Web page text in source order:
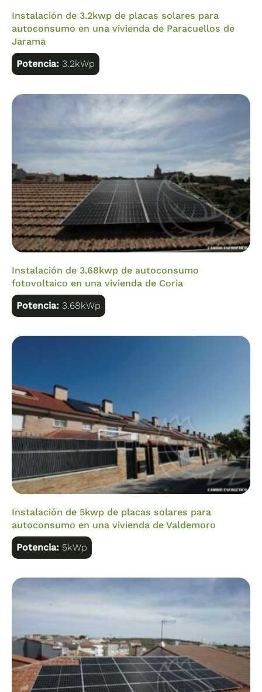
Instalación de 3.2kwp de placas solares para
autoconsumo en una vivienda de Paracuellos de
Jarama
Potencia:3.2kWp
Instalación de 3.68kwp de autoconsumo
fotovoltaico en una vivienda de Coria
Potencia:3.68kWp
Instalación de 5kwp de placas solares para
autoconsumo en una vivienda de Valdemoro
Potencia: 5kWp